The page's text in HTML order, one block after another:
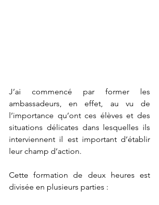
J’ai commencé par former les
ambassadeurs, en effet, au vu de
l’importance qu’ont ces élèves et des
situations délicates dans lesquelles ils
interviennent il est important d’établir
leur champ d’action.
Cette formation de deux heures est
divisée en plusieurs parties :